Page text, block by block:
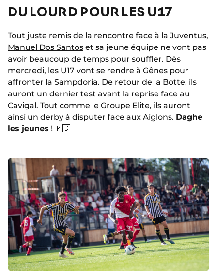
DU LOURD POUR LES U17
Tout juste remis de la rencontre face à la Juventus,
Manuel Dos Santos et sa jeune équipe ne vont pas
avoir beaucoup de temps pour souffler. Dès
mercredi, les U17 vont se rendre à Gênes pour
affronter la Sampdoria. De retour de la Botte, ils
auront un dernier test avant la reprise face au
Cavigal. Tout comme le Groupe Elite, ils auront
ainsi un derby à disputer face aux Aiglons. Daghe
les jeunes ! 🇲🇨